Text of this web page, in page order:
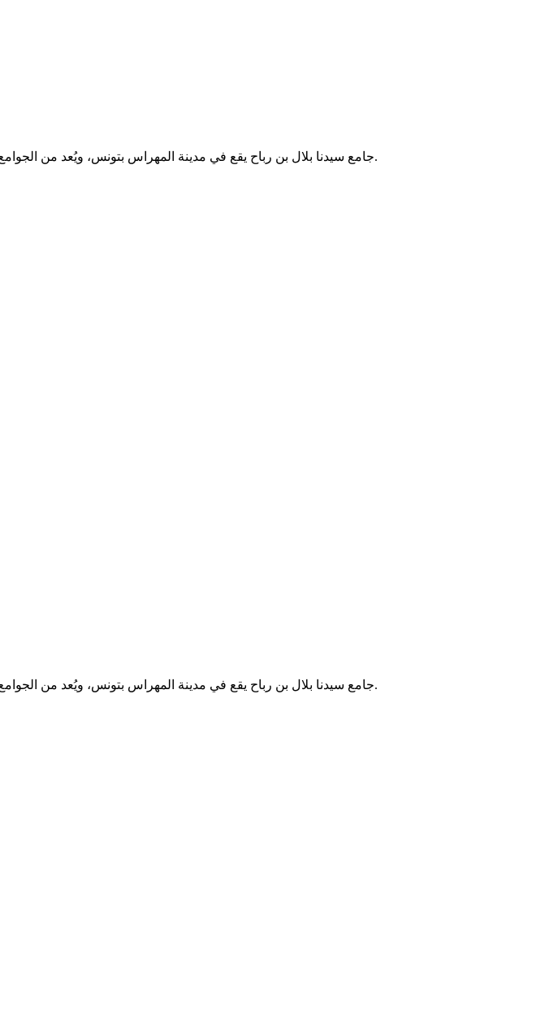
جامع سيدنا بلال بن رباح يقع في مدينة المهراس بتونس، ويُعد من الجوامع المحلية التي تؤدي الصلوات الخمس والجمعة. لا تتوفر معلومات إضافية موثقة حول تاريخ إنشائه أو خدماته.
جامع سيدنا بلال بن رباح يقع في مدينة المهراس بتونس، ويُعد من الجوامع المحلية التي تؤدي الصلوات الخمس والجمعة. لا تتوفر معلومات إضافية موثقة حول تاريخ إنشائه أو خدماته.